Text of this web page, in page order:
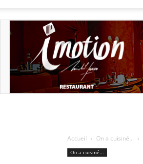
Accueil On a cuisiné...
On a cuisiné...